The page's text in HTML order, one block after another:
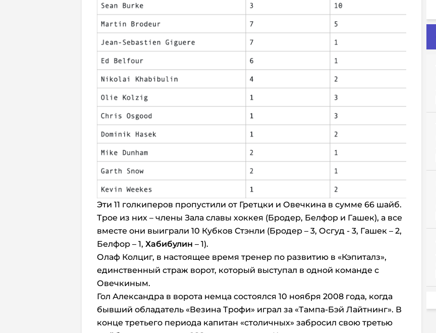
Эти 11 голкиперов пропустили от Гретцки и Овечкина в сумме 66 шайб.
Трое из них – члены Зала славы хоккея (Бродер, Белфор и Гашек), а все
вместе они выиграли 10 Кубков Стэнли (Бродер – 3, Осгуд - 3, Гашек – 2,
Белфор – 1, Хабибулин – 1).
Олаф Колциг, в настоящее время тренер по развитию в «Кэпиталз»,
единственный страж ворот, который выступал в одной команде с
Овечкиным.
Гол Александра в ворота немца состоялся 10 ноября 2008 года, когда
бывший обладатель «Везина Трофи» играл за «Тампа-Бэй Лайтнинг». В
конце третьего периода капитан «столичных» забросил свою третью